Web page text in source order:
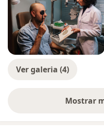
Ver galeria (4)
Mostrar